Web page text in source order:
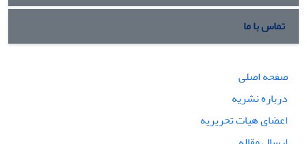
تماس با ما
صفحه اصلی
درباره نشریه
اعضای هیات تحریریه